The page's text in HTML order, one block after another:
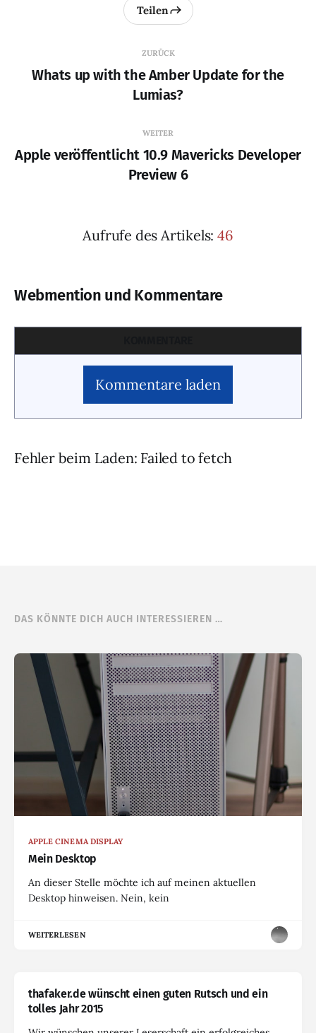
ZURÜCK
Whats up with the Amber Update for the
Lumias?
Teilen
WEITER
Apple veröffentlicht 10.9 Mavericks Developer
Preview 6
Aufrufe des Artikels: 46
Webmention und Kommentare
Kommentare laden
Fehler beim Laden: Failed to fetch
DAS KÖNNTE DICH AUCH INTERESSIEREN …
APPLE CINEMA DISPLAY
Mein Desktop
An dieser Stelle möchte ich auf meinen aktuellen
Desktop hinweisen. Nein, kein
WEITERLESEN
thafaker.de wünscht einen guten Rutsch und ein
tolles Jahr 2015